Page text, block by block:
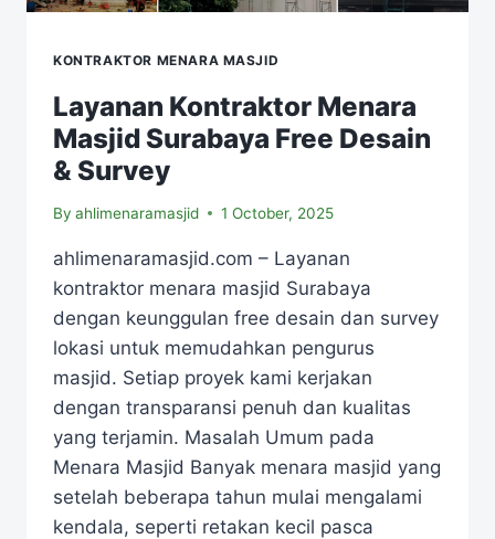
KONTRAKTOR MENARA MASJID
Layanan Kontraktor Menara
Masjid Surabaya Free Desain
& Survey
By ahlimenaramasjid 1 October, 2025
ahlimenaramasjid.com – Layanan
kontraktor menara masjid Surabaya
dengan keunggulan free desain dan survey
lokasi untuk memudahkan pengurus
masjid. Setiap proyek kami kerjakan
dengan transparansi penuh dan kualitas
yang terjamin. Masalah Umum pada
Menara Masjid Banyak menara masjid yang
setelah beberapa tahun mulai mengalami
kendala, seperti retakan kecil pasca